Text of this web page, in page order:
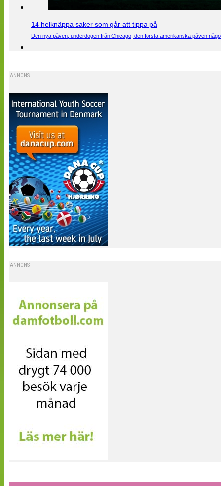
14 helknäppa saker som går att tippa på
Den nya påven, underdogen från Chicago, den första amerikanska påven
ANNONS
ANNONS